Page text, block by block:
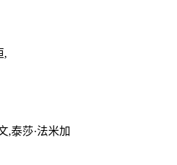
,
,泰莎·法米加